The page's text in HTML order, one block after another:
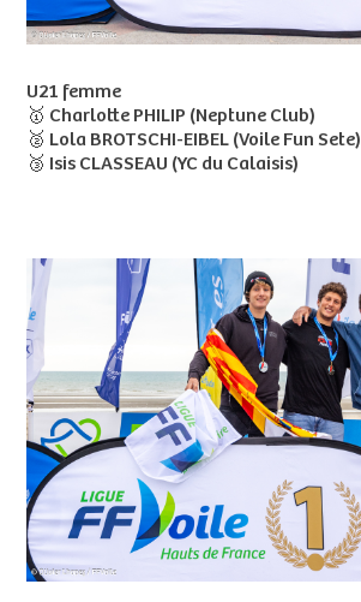
U21 femme
🥇 Charlotte PHILIP (Neptune Club)
🥈 Lola BROTSCHI-EIBEL (Voile Fun Sete)
🥉 Isis CLASSEAU (YC du Calaisis)